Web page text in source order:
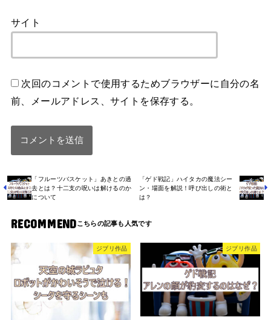
サイト
次回のコメントで使用するためブラウザーに自分の名
前、メールアドレス、サイトを保存する。
「フルーツバスケット」あきとの過
去とは？十二支の呪いは解けるのか
について
「ゲド戦記」ハイタカの魔法シー
ン・場面を解説！呼び出しの術と
は？
RECOMMEND
ジブリ作品 ジブリ作品